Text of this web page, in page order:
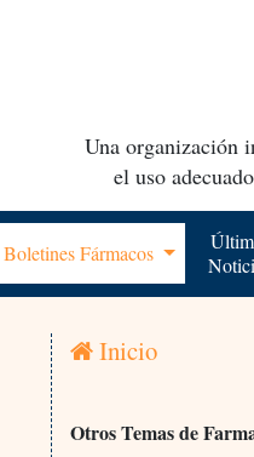
Una organización
el uso
Boletines Fármacos
Inicio
Otros Temas de